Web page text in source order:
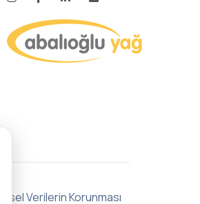
Kişisel Verilerin Korunması